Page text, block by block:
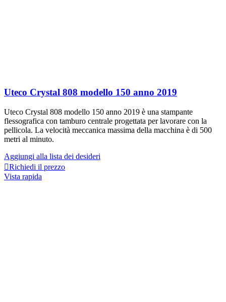
Uteco Crystal 808 modello 150 anno 2019
Uteco Crystal 808 modello 150 anno 2019 è una stampante
flessografica con tamburo centrale progettata per lavorare con la
pellicola. La velocità meccanica massima della macchina è di 500
metri al minuto.
Aggiungi alla lista dei desideri
Richiedi il prezzo
Vista rapida